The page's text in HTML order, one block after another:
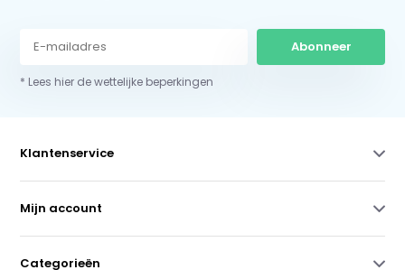
Abonneer
* Lees hier de wettelijke beperkingen
Klantenservice
Mijn account
Categorieën